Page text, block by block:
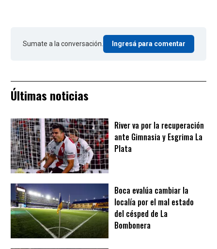
Sumate a la conversación. Ingresá para comentar
Últimas noticias
River va por la recuperación
ante Gimnasia y Esgrima La
Plata
Boca evalúa cambiar la
localía por el mal estado
del césped de La
Bombonera